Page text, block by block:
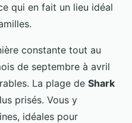
qui en fait un lieu idéal
constante tout au
de septembre à avril
La plage de Shark
prisés. Vous y
idéales pour